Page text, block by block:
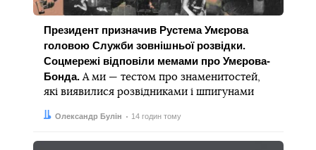
Президент призначив Рустема Умєрова
головою Служби зовнішньої розвідки.
Соцмережі відповіли мемами про Умєрова-
Бонда.А ми — тестом про знаменитостей,
які виявилися розвідниками і шпигунами
Автор:
Олександр Булін
Дата: 14 годин тому